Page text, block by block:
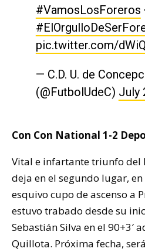
#VamosLosForeros
pic.twitter.com/
— C.D. U. de
(@FutbolUdeC) July
Con Con National 1-2
Vital e infartante triunfo del
deja en el segundo lugar,
esquivo cupo de ascenso a
estuvo trabado desde su
Sebastián Silva en el 90+3′
Quillota. Próxima fecha,